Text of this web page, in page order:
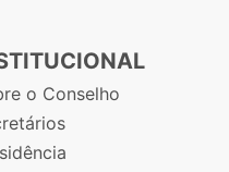
o Conselho